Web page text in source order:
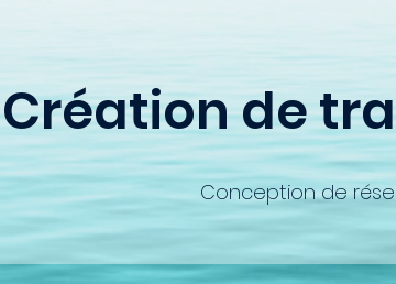
Création de
Conception de